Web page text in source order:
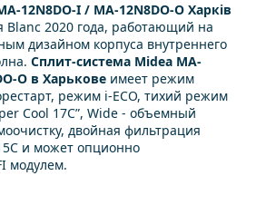
12N8DO-I / MA-12N8DO-O Харків
2020 года, работающий на
дизайном корпуса внутреннего
Сплит-система Midea MA-
O в Харькове имеет режим
режим i-ECO, тихий режим
Cool 17C”, Wide - объемный
двойная фильтрация
и может опционно
модулем.